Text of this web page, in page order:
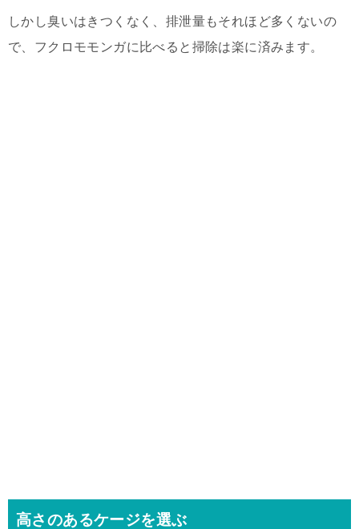
しかし臭いはきつくなく、排泄量もそれほど多くないの
で、フクロモモンガに比べると掃除は楽に済みます。
高さのあるケージを選ぶ